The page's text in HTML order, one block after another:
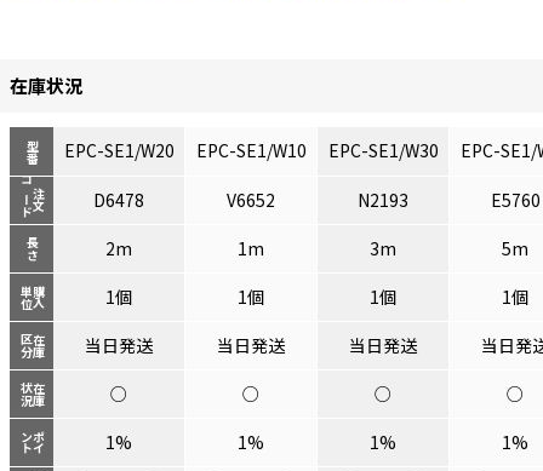
在庫状況
型番
注文
コード
長さ
購入
単位
在庫
区分
在庫
状況
ポイ
ント
EPC-SE1/W20 EPC-SE1/W10 EPC-SE1/W30 EPC-SE1/
D6478 V6652 N2193
E5760
2m
1m 3m
5m
1個
1個 1個
1個
当日発送
当日発送 当日発送
当日発
○
○ ○
○
1%
1% 1%
1%